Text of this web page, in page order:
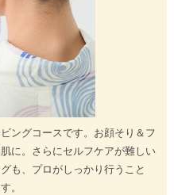
ングコースです。お顔そり＆フ
に。さらにセルフケアが難しい
も、プロがしっかり行うこと
。